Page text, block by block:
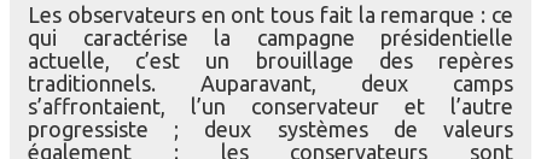
Dossiers
Brèves
Les observateurs en ont tous fait la remarque : ce
qui caractérise la campagne présidentielle
actuelle, c’est un brouillage des repères
traditionnels. Auparavant, deux camps
s’affrontaient, l’un conservateur et l’autre
progressiste ; deux systèmes de valeurs
également : les conservateurs sont